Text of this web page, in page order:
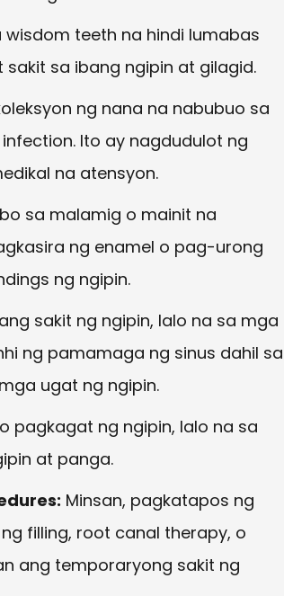
teeth na hindi lumabas
sa ibang ngipin at gilagid.
ng nana na nabubuo sa
Ito ay nagdudulot ng
na atensyon.
sa malamig o mainit na
ng enamel o pag-urong
ng ngipin.
sakit ng ngipin, lalo na sa mga
ng pamamaga ng sinus dahil sa
ugat ng ngipin.
pagkagat ng ngipin, lalo na sa
at panga.
Minsan, pagkatapos ng
filling, root canal therapy, o
ang temporaryong sakit ng